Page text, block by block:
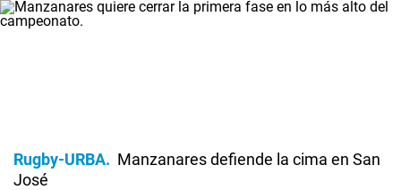
Rugby-URBA
Manzanares defiende la cima en San
José